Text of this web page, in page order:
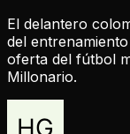
El delantero
del
oferta del fútbol
Millonario.